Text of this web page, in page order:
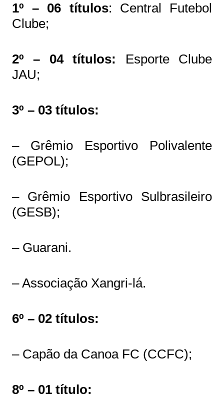
1º – 06 títulos: Central Futebol
Clube;
2º – 04 títulos: Esporte Clube
JAU;
3º – 03 títulos:
– Grêmio Esportivo Polivalente
(GEPOL);
– Grêmio Esportivo Sulbrasileiro
(GESB);
– Guarani.
– Associação Xangri-lá.
6º – 02 títulos:
– Capão da Canoa FC (CCFC);
8º – 01 título: